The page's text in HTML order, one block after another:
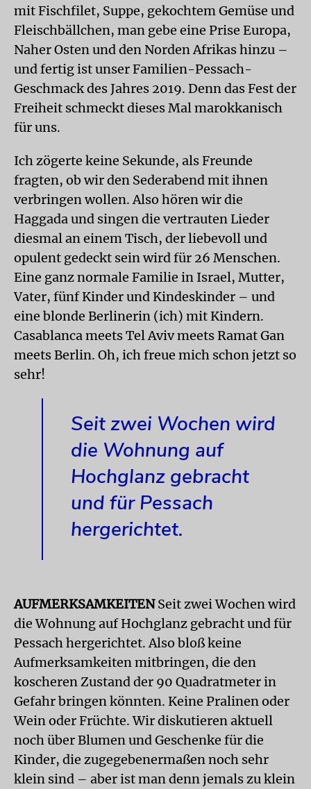
mit Fischfilet, Suppe, gekochtem Gemüse und
Fleischbällchen, man gebe eine Prise Europa,
Naher Osten und den Norden Afrikas hinzu –
und fertig ist unser Familien-Pessach-
Geschmack des Jahres 2019. Denn das Fest der
Freiheit schmeckt dieses Mal marokkanisch
für uns.
Ich zögerte keine Sekunde, als Freunde
fragten, ob wir den Sederabend mit ihnen
verbringen wollen. Also hören wir die
Haggada und singen die vertrauten Lieder
diesmal an einem Tisch, der liebevoll und
opulent gedeckt sein wird für 26 Menschen.
Eine ganz normale Familie in Israel, Mutter,
Vater, fünf Kinder und Kindeskinder – und
eine blonde Berlinerin (ich) mit Kindern.
Casablanca meets Tel Aviv meets Ramat Gan
meets Berlin. Oh, ich freue mich schon jetzt so
sehr!
Seit zwei Wochen wird
die Wohnung auf
Hochglanz gebracht
und für Pessach
hergerichtet.
AUFMERKSAMKEITENSeit zwei Wochen wird
die Wohnung auf Hochglanz gebracht und für
Pessach hergerichtet. Also bloß keine
Aufmerksamkeiten mitbringen, die den
koscheren Zustand der 90 Quadratmeter in
Gefahr bringen könnten. Keine Pralinen oder
Wein oder Früchte. Wir diskutieren aktuell
noch über Blumen und Geschenke für die
Kinder, die zugegebenermaßen noch sehr
klein sind – aber ist man denn jemals zu klein